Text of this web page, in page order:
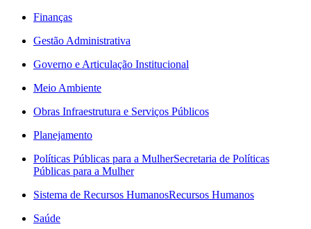
Finanças
Gestão Administrativa
Governo e Articulação Institucional
Meio Ambiente
Obras Infraestrutura e Serviços Públicos
Planejamento
Políticas Públicas para a MulherSecretaria de Políticas
Públicas para a Mulher
Sistema de Recursos HumanosRecursos Humanos
Saúde